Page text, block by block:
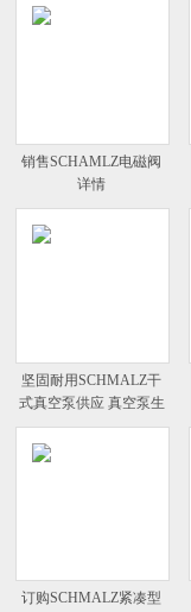
销售SCHAMLZ电磁阀
详情
坚固耐用SCHMALZ干
式真空泵供应 真空泵生
产
订购SCHMALZ紧凑型